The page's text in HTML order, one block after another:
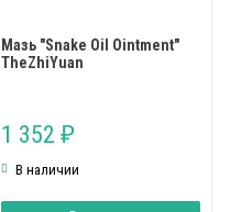
Мазь "Snake Oil Ointment"
TheZhiYuan
1 352 ₽
В наличии